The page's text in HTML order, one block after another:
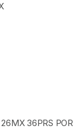
36PRS POR